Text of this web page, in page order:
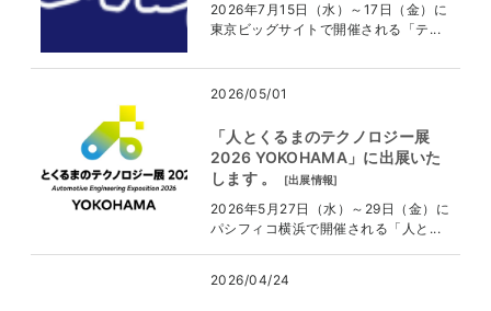
2026年7月15日（水）～17日（金）に
東京ビッグサイトで開催される「テ...
2026/05/01
「人とくるまのテクノロジー展
2026 YOKOHAMA」に出展いた
します 。
[出展情報]
2026年5月27日（水）～29日（金）に
パシフィコ横浜で開催される「人と...
2026/04/24